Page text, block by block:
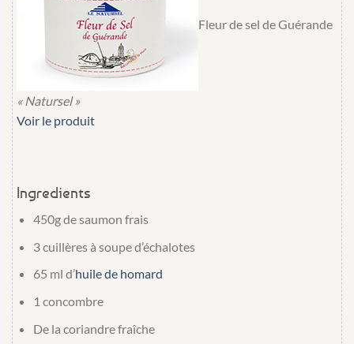
Fleur de sel de Guérande
« Natursel »
Voir le produit
Ingredients
450gdesaumon frais
3 cuillères à souped’échalotes
65 ml d’huile de homard
1 concombre
De la coriandre fraîche